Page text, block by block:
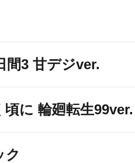
間3 甘デジver.
に 輪廻転生99ver.
ク